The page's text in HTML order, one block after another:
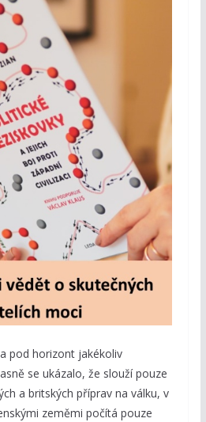
pod horizont jakékoliv
se ukázalo, že slouží pouze
a britských příprav na válku, v
zeměmi počítá pouze